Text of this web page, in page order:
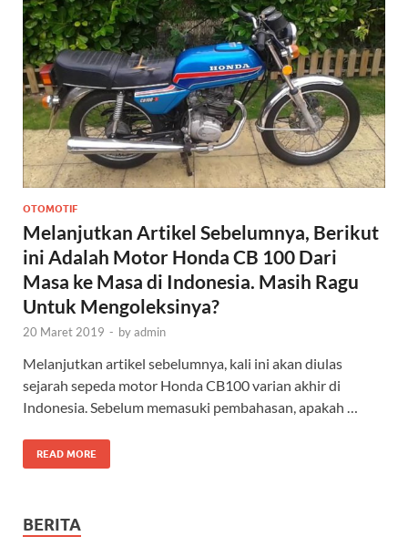
OTOMOTIF
Melanjutkan Artikel Sebelumnya, Berikut
ini Adalah Motor Honda CB 100 Dari
Masa ke Masa di Indonesia. Masih Ragu
Untuk Mengoleksinya?
20 Maret 2019 - byadmin
Melanjutkan artikel sebelumnya, kali ini akan diulas
sejarah sepeda motor Honda CB100 varian akhir di
Indonesia. Sebelum memasuki pembahasan, apakah …
READ MORE
BERITA